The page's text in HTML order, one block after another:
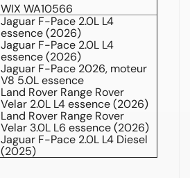
WIX WA10566
Jaguar F-Pace 2.0L L4
essence (2026)
Jaguar F-Pace 2.0L L4
essence (2026)
Jaguar F-Pace 2026, moteur
V8 5.0L essence
Land Rover Range Rover
Velar 2.0L L4 essence (2026)
Land Rover Range Rover
Velar 3.0L L6 essence (2026)
Jaguar F-Pace 2.0L L4 Diesel
(2025)